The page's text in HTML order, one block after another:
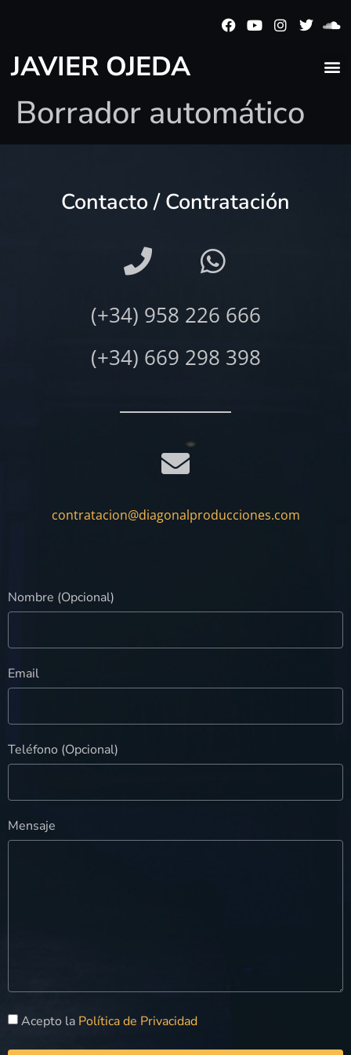
JAVIER OJEDA
Borrador automático
Contacto / Contratación
(+34) 958 226 666
(+34) 669 298 398
contratacion@diagonalproducciones.com
Nombre (Opcional)
Email
Teléfono (Opcional)
Mensaje
Acepto la Política de Privacidad